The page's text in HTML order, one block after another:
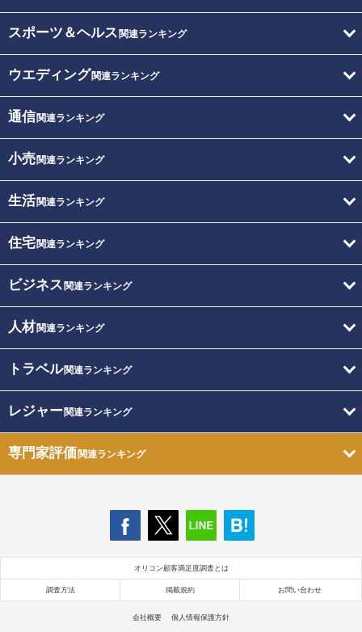
スポーツ＆ヘルス 関連ランキング
ウエディング関連ランキング
通信関連ランキング
小売関連ランキング
生活関連ランキング
住宅関連ランキング
ビジネス 関連ランキング
人材関連ランキング
トラベル関連ランキング
レジャー関連ランキング
専門家評価関連ランキング
オリコン顧客満足度調査とは
調査方法 掲載規約 お問い合わせ
会社概要 個人情報保護方針